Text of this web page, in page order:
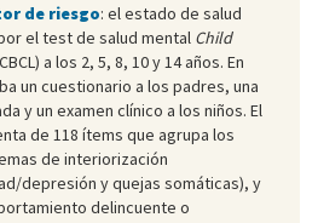
de riesgo: el estado de salud
el test de salud mental Child
a los 2, 5, 8, 10 y 14 años. En
un cuestionario a los padres, una
y un examen clínico a los niños. El
de 118 ítems que agrupa los
de interiorización
depresión y quejas somáticas), y
delincuente o